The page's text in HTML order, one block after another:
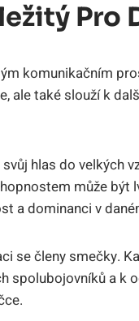
Pro
komunikačním
ale také slouží k
hlas do velkých
může být
a dominanci v
se členy smečky.
spolubojovníků a k